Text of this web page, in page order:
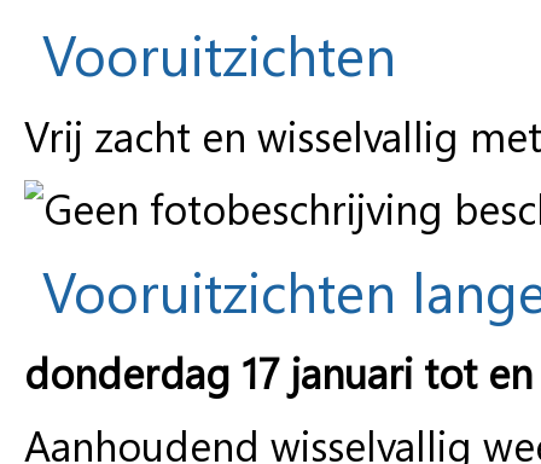
Vooruitzichten
Vrij zacht en wisselvallig
Vooruitzichten
donderdag 17 januari tot
Aanhoudend wisselvallig